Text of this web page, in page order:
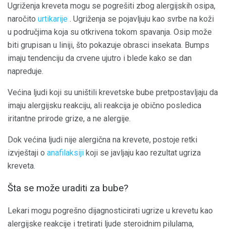
Ugriženja kreveta mogu se pogrešiti zbog alergijskih osipa,
naročito urtikarije . Ugriženja se pojavljuju kao svrbe na koži
u područjima koja su otkrivena tokom spavanja. Osip može
biti grupisan u liniji, što pokazuje obrasci insekata. Bumps
imaju tendenciju da crvene ujutro i blede kako se dan
napreduje.
Većina ljudi koji su uništili krevetske bube pretpostavljaju da
imaju alergijsku reakciju, ali reakcija je obično posledica
iritantne prirode grize, a ne alergije.
Dok većina ljudi nije alergična na krevete, postoje retki
izvještaji o anafilaksiji koji se javljaju kao rezultat ugriza
kreveta.
Šta se može uraditi za bube?
Lekari mogu pogrešno dijagnosticirati ugrize u krevetu kao
alergijske reakcije i tretirati ljude steroidnim pilulama,